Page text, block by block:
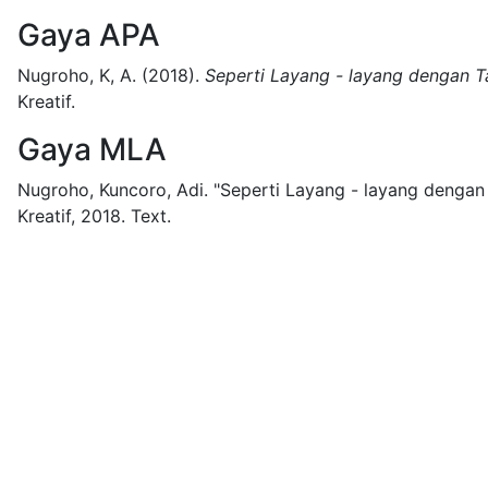
Gaya APA
Nugroho, K, A. (2018). Seperti Layang - layang dengan
Kreatif.
Gaya MLA
Nugroho, Kuncoro, Adi. "Seperti Layang - layang
Kreatif, 2018. Text.